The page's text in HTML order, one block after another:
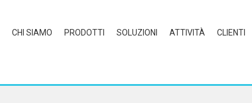
CHI SIAMO PRODOTTI SOLUZIONI ATTIVITÀ CLIENTI